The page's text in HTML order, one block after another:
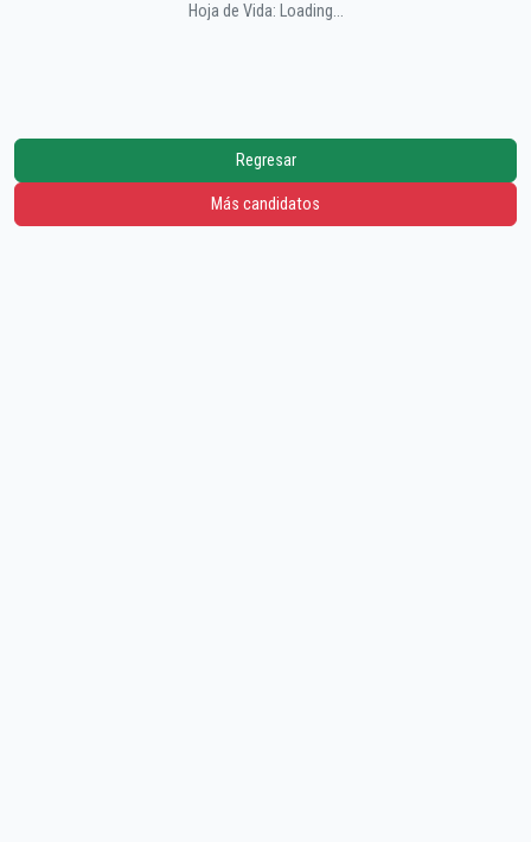
Hoja de Vida: Loading...
Regresar
Más candidatos